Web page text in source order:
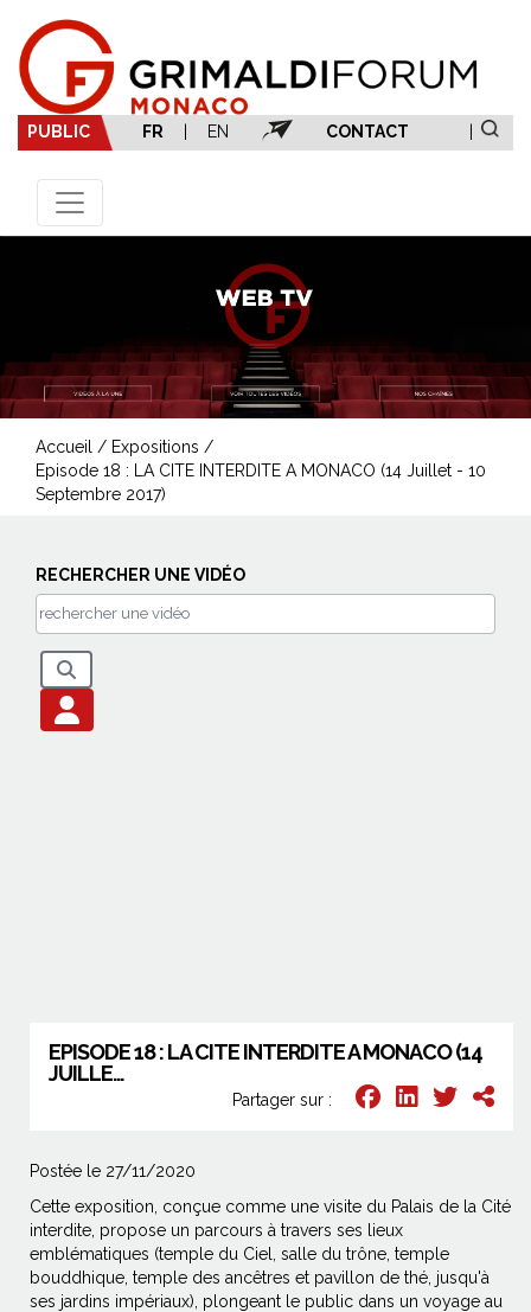
PUBLIC FR EN CONTACT
Accueil / Expositions /
Episode 18 : LA CITE INTERDITE A MONACO (14 Juillet - 10
Septembre 2017)
RECHERCHER UNE VIDÉO
EPISODE 18 : LA CITE INTERDITE A MONACO (14
JUILLE...
Partager sur :
Postée le 27/11/2020
Cette exposition, conçue comme une visite du Palais de la Cité
interdite, propose un parcours à travers ses lieux
emblématiques (temple du Ciel, salle du trône, temple
bouddhique, temple des ancêtres et pavillon de thé, jusqu'à
ses jardins impériaux), plongeant le public dans un voyage au